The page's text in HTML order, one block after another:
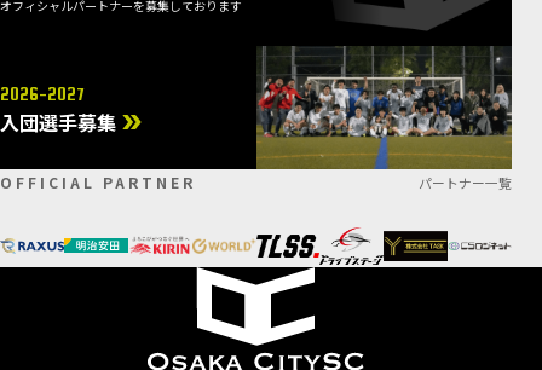
オフィシャルパートナーを募集しております
2026-2027
入団選手募集
OFFICIAL PARTNER パートナー一覧